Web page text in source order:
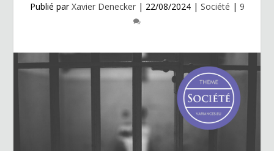
Publié parXavier Denecker| 22/08/2024| Société | 9